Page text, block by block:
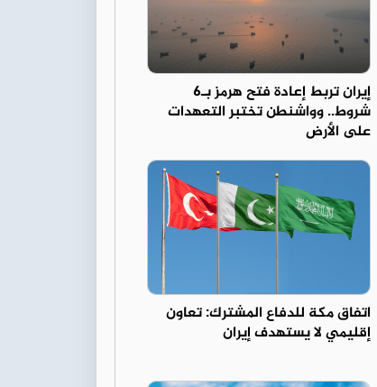
إيران تربط إعادة فتح هرمز بـ6
شروط.. وواشنطن تختبر التعهدات
على الأرض
اتفاق مكة للدفاع المشترك: تعاون
إقليمي لا يستهدف إيران